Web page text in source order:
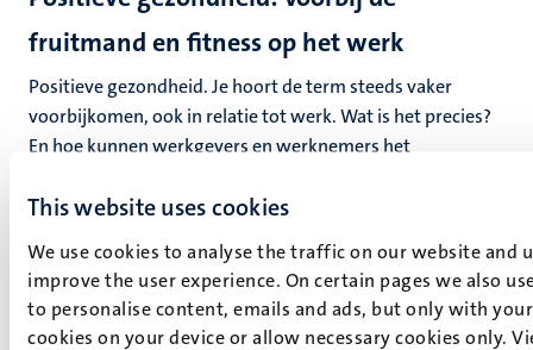
This website uses cookies
We use cookies to analyse the traffic on our website and
improve the user experience. On certain pages we also
to personalise content, emails and ads, but only with
cookies on your device or allow necessary cookies only.
fruitmand en fitness op het werk
Positieve gezondheid. Je hoort de term steeds vaker
voorbijkomen, ook in relatie tot werk. Wat is het precies?
En hoe kunnen werkgevers en werknemers het
positieve gezondheid op de werkvloer.